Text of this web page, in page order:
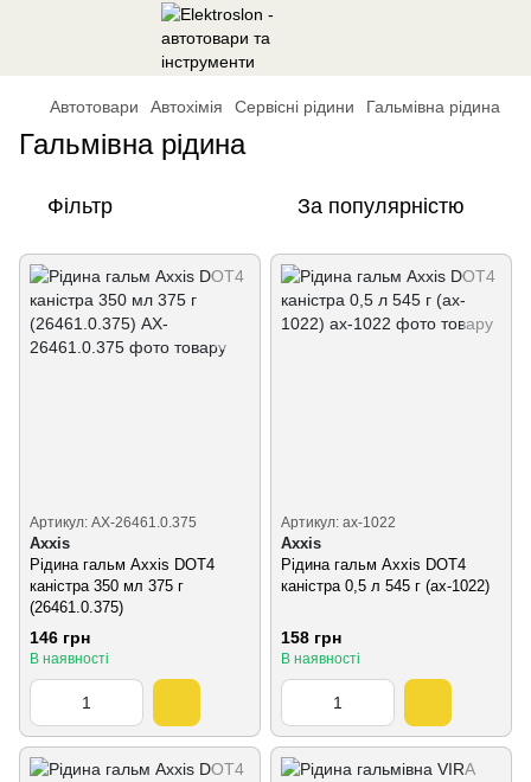
Автотовари Автохімія Сервісні рідини Гальмівна рідина
Гальмівна рідина
Фільтр За популярністю
Артикул: AX-26461.0.375
Axxis
Рідина гальм Axxis DOT4
каністра 350 мл 375 г
(26461.0.375)
146 грн
В наявності
Артикул: ax-1022
Axxis
Рідина гальм Axxis DOT4
каністра 0,5 л 545 г (ax-1022)
158 грн
В наявності